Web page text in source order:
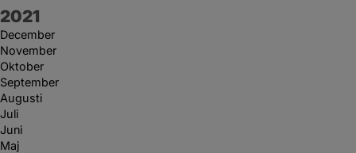
År:
2021
December
November
Oktober
September
Augusti
Juli
Juni
Maj